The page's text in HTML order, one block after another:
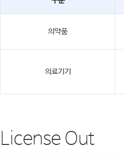
의약품
의료기기
License Out